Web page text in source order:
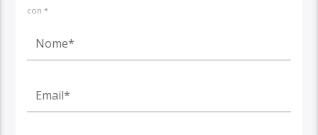
con *